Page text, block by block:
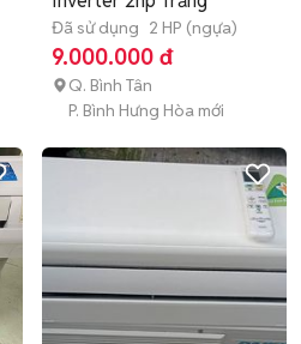
Đã sử dụng 2 HP (ngựa)
9.000.000 đ
Q. Bình Tân
P. Bình Hưng Hòa mới